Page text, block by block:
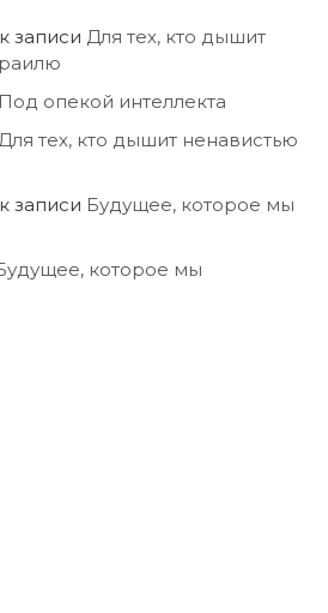
к записи Для тех, кто дышит
Под опекой интеллекта
Для тех, кто дышит ненавистью
к записи Будущее, которое мы
которое мы